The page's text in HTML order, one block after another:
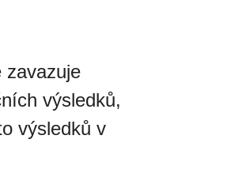
zavazuje
výsledků,
výsledků v